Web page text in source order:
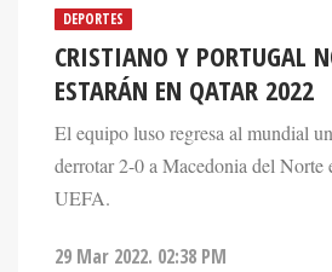
CRISTIANO Y PORTUGAL
ESTARÁN EN QATAR 2022
El equipo luso regresa al mundial
derrotar 2-0 a Macedonia del Norte
UEFA.